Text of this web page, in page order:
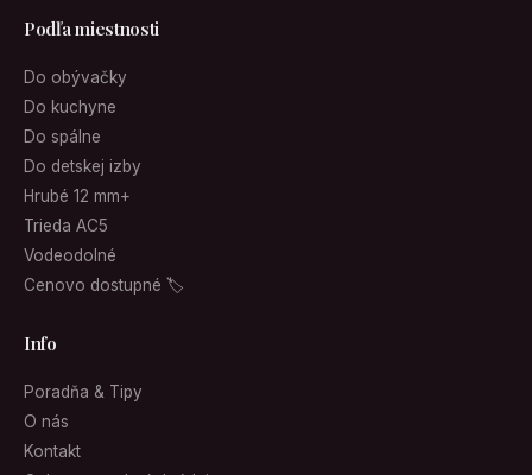
Podľa miestnosti
Do obývačky
Do kuchyne
Do spálne
Do detskej izby
Hrubé 12 mm+
Trieda AC5
Vodeodolné
Cenovo dostupné 🏷
Info
Poradňa & Tipy
O nás
Kontakt